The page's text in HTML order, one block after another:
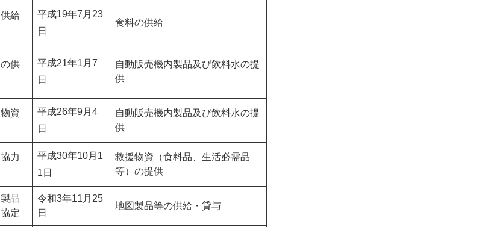
給
平成19年7月23
日
食料の供給
供
平成21年1月7
日
自動販売機内製品及び飲料水の提
供
資
平成26年9月4
日
自動販売機内製品及び飲料水の提
供
力
平成30年10月1
1日
救援物資（食料品、生活必需品
等）の提供
品
定
令和3年11月25
日
地図製品等の供給・貸与